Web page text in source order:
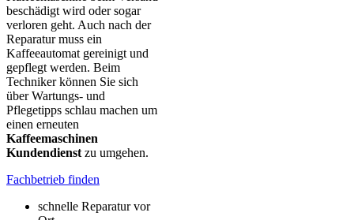
beschädigt wird oder sogar
verloren geht. Auch nach der
Reparatur muss ein
Kaffeeautomat gereinigt und
gepflegt werden. Beim
Techniker können Sie sich
über Wartungs- und
Pflegetipps schlau machen um
einen erneuten
Kaffeemaschinen
Kundendienst zu umgehen.
Fachbetrieb finden
schnelle Reparatur vor